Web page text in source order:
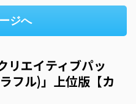
ジへ
リエイティブパッ
フル)」上位版【カ